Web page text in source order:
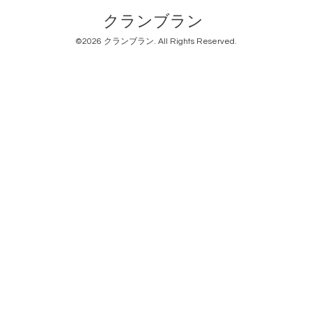
クランブラン
©2026 クランブラン. All Rights Reserved.